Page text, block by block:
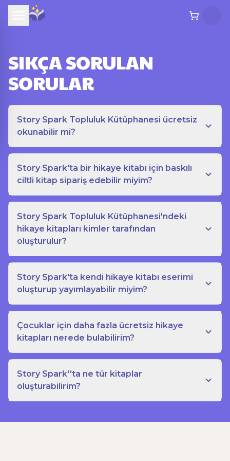
SIKÇA SORULAN
SORULAR
Story Spark Topluluk Kütüphanesi ücretsiz
okunabilir mi?
Story Spark'ta bir hikaye kitabı için baskılı
ciltli kitap sipariş edebilir miyim?
Story Spark Topluluk Kütüphanesi'ndeki
hikaye kitapları kimler tarafından
oluşturulur?
Story Spark'ta kendi hikaye kitabı eserimi
oluşturup yayımlayabilir miyim?
Çocuklar için daha fazla ücretsiz hikaye
kitapları nerede bulabilirim?
Story Spark''ta ne tür kitaplar
oluşturabilirim?